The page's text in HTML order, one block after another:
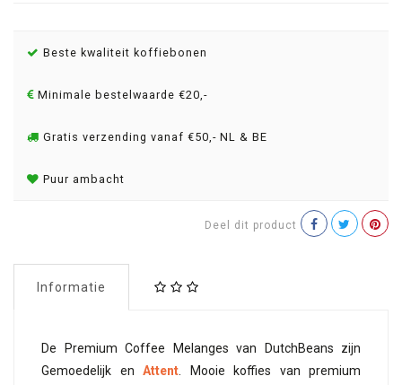
Beste kwaliteit koffiebonen
Minimale bestelwaarde €20,-
Gratis verzending vanaf €50,- NL & BE
Puur ambacht
Deel dit product
Informatie
De Premium Coffee Melanges van DutchBeans zijn
Gemoedelijk en Attent. Mooie koffies van premium